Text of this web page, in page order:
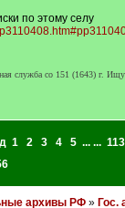
по этому селу
служба со 151 (1643) г.
1 2 3 4 5 ... ... 113
архивы РФ» Гос.